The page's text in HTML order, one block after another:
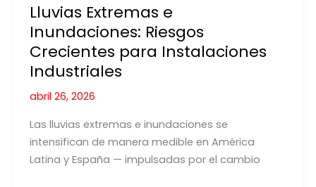
Lluvias Extremas e
Inundaciones: Riesgos
Crecientes para Instalaciones
Industriales
abril 26, 2026
Las lluvias extremas e inundaciones se
intensifican de manera medible en América
Latina y España — impulsadas por el cambio